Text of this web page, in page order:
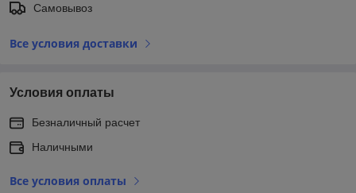
Самовывоз
Все условия доставки
Условия оплаты
Безналичный расчет
Наличными
Все условия оплаты